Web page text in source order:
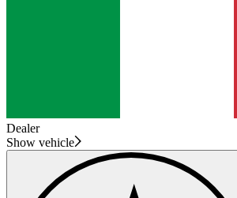
Dealer
Show vehicle